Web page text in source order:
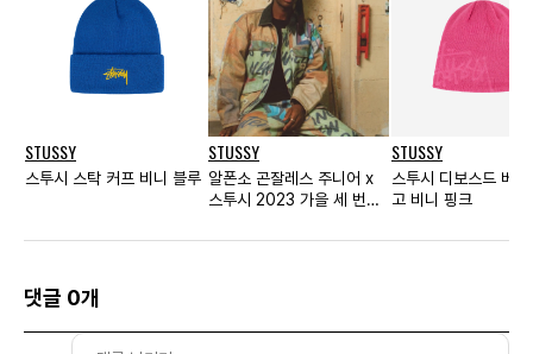
STUSSY
스투시 스탁 커프 비니 블루
STUSSY
알폰소 곤잘레스 주니어 x
스투시 2023 가을 세 번째
STUSSY
스투시 디보스드 베
고 비니 핑크
댓글 0개